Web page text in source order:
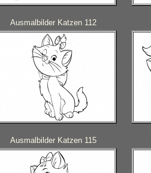
Ausmalbilder Katzen 112
Ausmalbilder Katzen 115